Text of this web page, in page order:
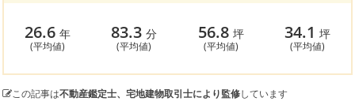
26.6 年
(平均値)
83.3分
(平均値)
56.8 坪
(平均値)
34.1坪
(平均値)
この記事は不動産鑑定士、宅地建物取引士により監修しています